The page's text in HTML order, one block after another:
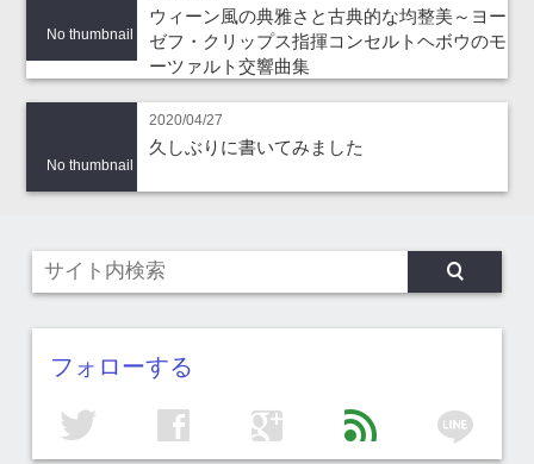
No thumbnail
ウィーン風の典雅さと古典的な均整美～ヨー
ゼフ・クリップス指揮コンセルトヘボウのモ
ーツァルト交響曲集
No thumbnail
2020/04/27
久しぶりに書いてみました
フォローする
twitter facebook google feed line